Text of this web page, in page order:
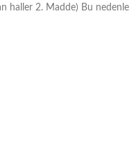
haller 2. Madde) Bu nedenle